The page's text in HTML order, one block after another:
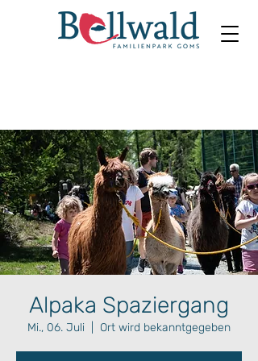
Alpaka Spaziergang
Mi., 06. Juli Ort wird bekanntgegeben